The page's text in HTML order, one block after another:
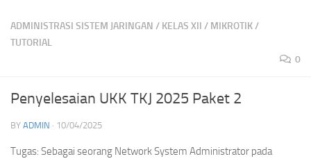
ADMINISTRASI SISTEM JARINGAN / KELAS XII / MIKROTIK/
TUTORIAL
0
Penyelesaian UKK TKJ 2025 Paket 2
BY ADMIN · 10/04/2025
Tugas: Sebagai seorang Network System Administrator pada